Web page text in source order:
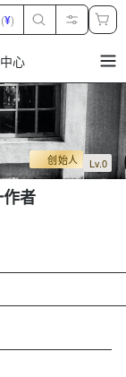
心
¥)
创始人 Lv.0
者